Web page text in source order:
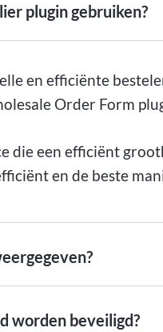
plugin gebruiken?
en efficiënte
Order Form
die een efficiënt
en de beste
worden beveiligd?